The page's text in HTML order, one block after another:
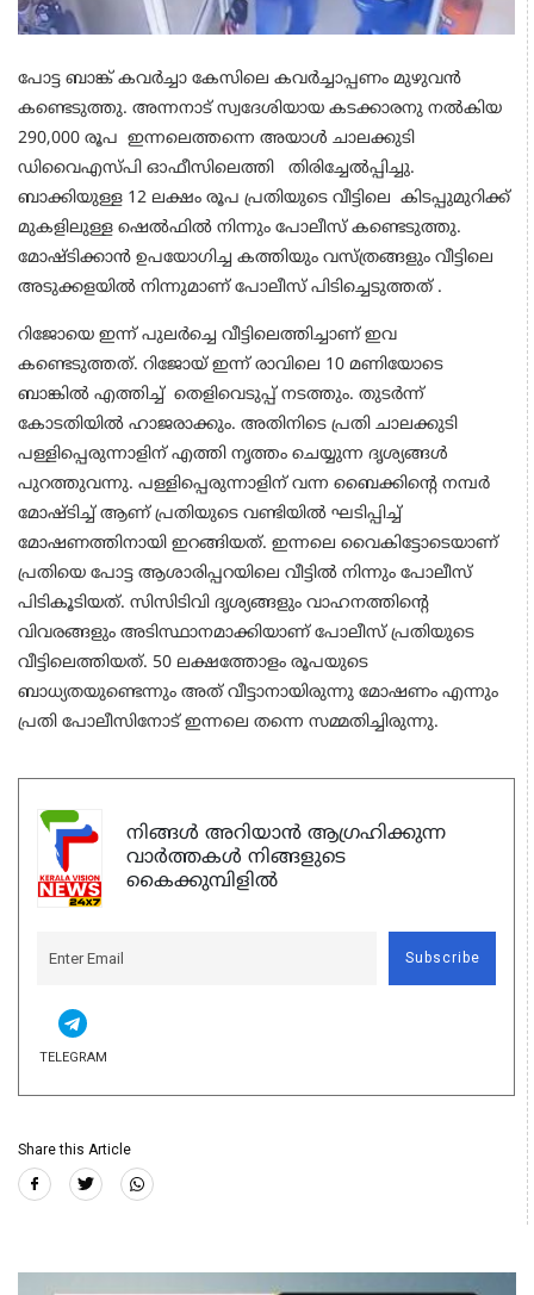
പോട്ട ബാങ്ക് കവർച്ചാ കേസിലെ കവർച്ചാപ്പണം മുഴുവൻ
കണ്ടെടുത്തു. അന്നനാട് സ്വദേശിയായ കടക്കാരനു നൽകിയ
290,000 രൂപ ഇന്നലെത്തന്നെ അയാൾ ചാലക്കുടി
ഡിവൈഎസ്പി ഓഫീസിലെത്തി തിരിച്ചേൽപ്പിച്ചു.
ബാക്കിയുള്ള 12 ലക്ഷം രൂപ പ്രതിയുടെ വീട്ടിലെ കിടപ്പുമുറിക്ക്
മുകളിലുള്ള ഷെൽഫിൽ നിന്നും പോലീസ് കണ്ടെടുത്തു.
മോഷ്ടിക്കാൻ ഉപയോഗിച്ച കത്തിയും വസ്ത്രങ്ങളും വീട്ടിലെ
അടുക്കളയിൽ നിന്നുമാണ് പോലീസ് പിടിച്ചെടുത്തത് .
റിജോയെ ഇന്ന് പുലർച്ചെ വീട്ടിലെത്തിച്ചാണ് ഇവ
കണ്ടെടുത്തത്. റിജോയ് ഇന്ന് രാവിലെ 10 മണിയോടെ
ബാങ്കിൽ എത്തിച്ച് തെളിവെടുപ്പ് നടത്തും. തുടർന്ന്
കോടതിയിൽ ഹാജരാക്കും. അതിനിടെ പ്രതി ചാലക്കുടി
പള്ളിപ്പെരുന്നാളിന് എത്തി നൃത്തം ചെയ്യുന്ന ദൃശ്യങ്ങൾ
പുറത്തുവന്നു. പള്ളിപ്പെരുന്നാളിന് വന്ന ബൈക്കിന്റെ നമ്പർ
മോഷ്ടിച്ച് ആണ് പ്രതിയുടെ വണ്ടിയിൽ ഘടിപ്പിച്ച്
മോഷണത്തിനായി ഇറങ്ങിയത്. ഇന്നലെ വൈകിട്ടോടെയാണ്
പ്രതിയെ പോട്ട ആശാരിപ്പറയിലെ വീട്ടിൽ നിന്നും പോലീസ്
പിടികൂടിയത്. സിസിടിവി ദൃശ്യങ്ങളും വാഹനത്തിന്റെ
വിവരങ്ങളും അടിസ്ഥാനമാക്കിയാണ് പോലീസ് പ്രതിയുടെ
വീട്ടിലെത്തിയത്. 50 ലക്ഷത്തോളം രൂപയുടെ
ബാധ്യതയുണ്ടെന്നും അത് വീട്ടാനായിരുന്നു മോഷണം എന്നും
പ്രതി പോലീസിനോട് ഇന്നലെ തന്നെ സമ്മതിച്ചിരുന്നു.
നിങ്ങൾ അറിയാൻ ആഗ്രഹിക്കുന്ന
വാർത്തകൾ നിങ്ങളുടെ
കൈക്കുമ്പിളിൽ
Subscribe
TELEGRAM
Share this Article